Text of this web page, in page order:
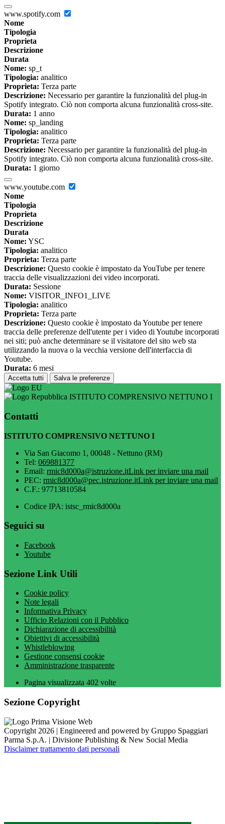
www.spotify.com
Nome
Tipologia
Proprieta
Descrizione
Durata
Nome: sp_t
Tipologia: analitico
Proprieta: Terza parte
Descrizione: Necessario per garantire la funzionalità del plug-in
Spotify integrato. Ciò non comporta alcuna funzionalità cross-site.
Durata: 1 anno
Nome: sp_landing
Tipologia: analitico
Proprieta: Terza parte
Descrizione: Necessario per garantire la funzionalità del plug-in
Spotify integrato. Ciò non comporta alcuna funzionalità cross-site.
Durata: 1 giorno
www.youtube.com
Nome
Tipologia
Proprieta
Descrizione
Durata
Nome: YSC
Tipologia: analitico
Proprieta: Terza parte
Descrizione: Questo cookie è impostato da YouTube per tenere
traccia delle visualizzazioni dei video incorporati.
Durata: Sessione
Nome: VISITOR_INFO1_LIVE
Tipologia: analitico
Proprieta: Terza parte
Descrizione: Questo cookie è impostato da Youtube per tenere
traccia delle preferenze dell'utente per i video di Youtube incorporati
nei siti; può anche determinare se il visitatore del sito web sta
utilizzando la nuova o la vecchia versione dell'interfaccia di
Youtube.
Durata: 6 mesi
Accetta tutti Salva le preferenze
ISTITUTO COMPRENSIVO NETTUNO I
Contatti
ISTITUTO COMPRENSIVO NETTUNO I
Via San Giacomo 1, 00048 - Nettuno (RM)
Tel: 069881377
Email: rmic8d000a@istruzione.itLink per inviare una mail
PEC: rmic8d000a@pec.istruzione.itLink per inviare una mail
C.F.: 97713810584
Codice IPA: istsc_rmic8d000a
Seguici su
Facebook
Youtube
Sezione Link Utili
Cookie policy
Note legali
Informativa Privacy
Ufficio Relazioni con il Pubblico
Dichiarazione di accessibilità
Obiettivi di accessibilità
Whistleblowing
Gestione consensi cookie
Amministrazione trasparente
Pagina visualizzata 402 volte
Sezione Copyright
Copyright 2026 | Engineered and powered by Gruppo Spaggiari
Parma S.p.A. | Divisione Publishing & New Social Media
Disclaimer trattamento dati personali